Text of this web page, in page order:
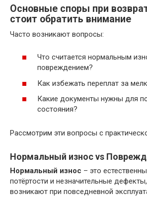
Основные споры при
стоит обратить внимание
Часто возникают вопросы:
Что считается нормальным
повреждением?
Как избежать переплат за
Какие документы нужны для
состояния?
Рассмотрим эти вопросы с
Нормальный износ vs
Нормальный износ – это
потёртости и незначительные
возникают при повседневной